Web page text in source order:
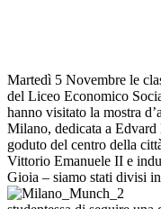
Martedì 5 Novembre le
del Liceo Economico
hanno visitato la mostra
Milano, dedicata a
goduto del centro della
Vittorio Emanuele II e
Gioia – siamo stati divisi